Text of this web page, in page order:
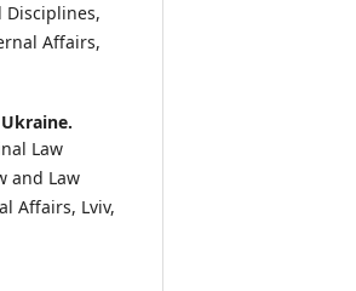
Disciplines,
Affairs,
Law
and Law
Affairs, Lviv,